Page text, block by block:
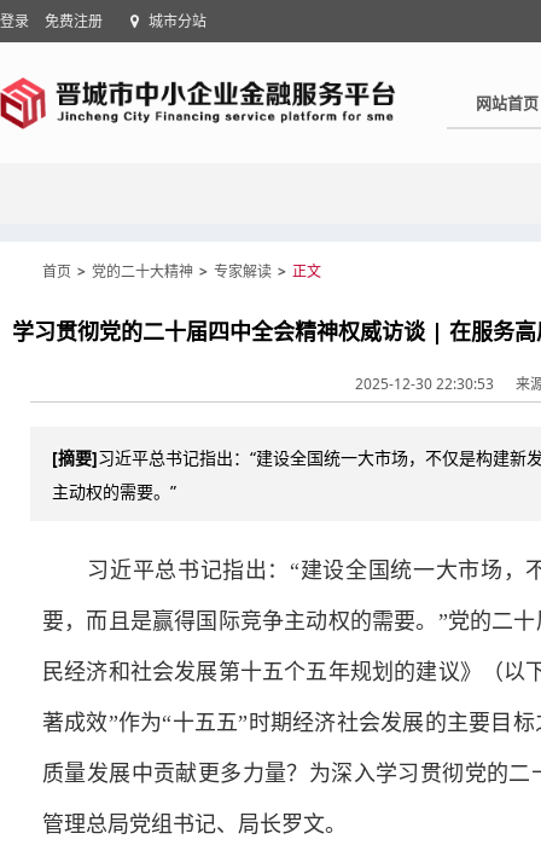
登录 免费注册 城市分站
网站首页
首页 > 党的二十大精神 > 专家解读 > 正文
2025-12-30 22:30:53 来
[摘要]习近平总书记指出：“建设全国统一大市场，不仅是构建
主动权的需要。”
习近平总书记指出：“建设全国统一大市场，
要，而且是赢得国际竞争主动权的需要。”党的二
民经济和社会发展第十五个五年规划的建议》（
著成效”作为“十五五”时期经济社会发展的主要目
质量发展中贡献更多力量？为深入学习贯彻党的
管理总局党组书记、局长罗文。